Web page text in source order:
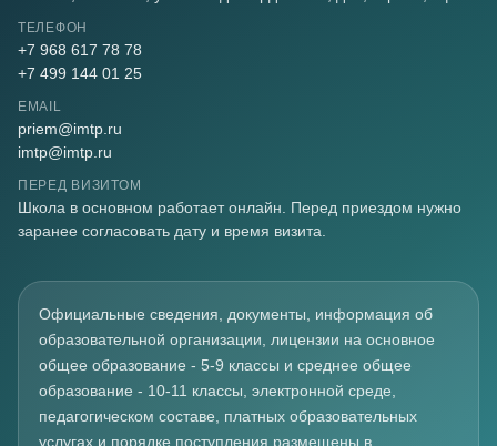
ТЕЛЕФОН
+7 968 617 78 78
+7 499 144 01 25
EMAIL
priem@imtp.ru
imtp@imtp.ru
ПЕРЕД ВИЗИТОМ
Школа в основном работает онлайн. Перед приездом нужно
заранее согласовать дату и время визита.
Официальные сведения, документы, информация об
образовательной организации, лицензии на основное
общее образование - 5-9 классы и среднее общее
образование - 10-11 классы, электронной среде,
педагогическом составе, платных образовательных
услугах и порядке поступления размещены в